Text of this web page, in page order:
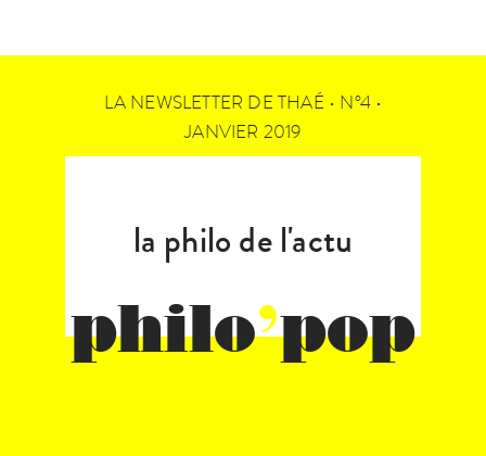
LA NEWSLETTER DE THAÉ • N°4 •
JANVIER 2019
la philo de l'actu
philo’pop